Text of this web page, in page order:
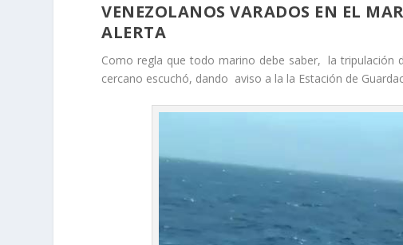
VENEZOLANOS VARADOS EN EL
ALERTA
Como regla que todo marino debe saber, la tripulación
cercano escuchó, dando aviso a la la Estación de